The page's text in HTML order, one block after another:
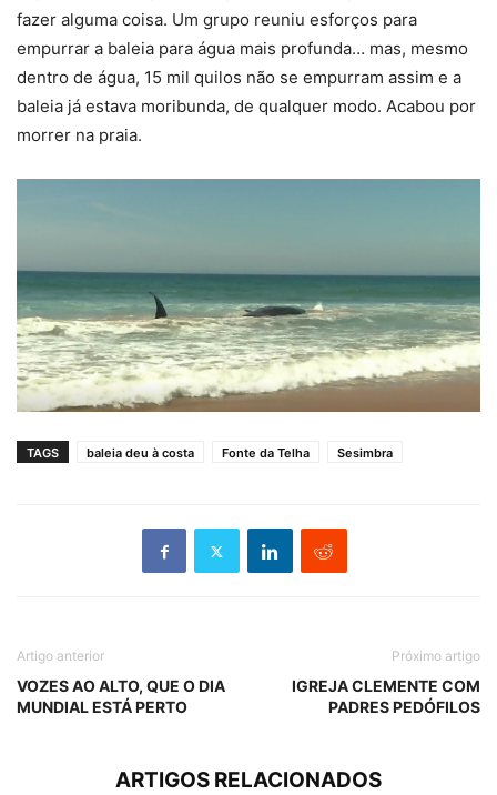
fazer alguma coisa. Um grupo reuniu esforços para
empurrar a baleia para água mais profunda… mas, mesmo
dentro de água, 15 mil quilos não se empurram assim e a
baleia já estava moribunda, de qualquer modo. Acabou por
morrer na praia.
TAGS baleia deu à costa Fonte da Telha Sesimbra
Artigo anterior
VOZES AO ALTO, QUE O DIA
MUNDIAL ESTÁ PERTO
Próximo artigo
IGREJA CLEMENTE COM
PADRES PEDÓFILOS
ARTIGOS RELACIONADOS